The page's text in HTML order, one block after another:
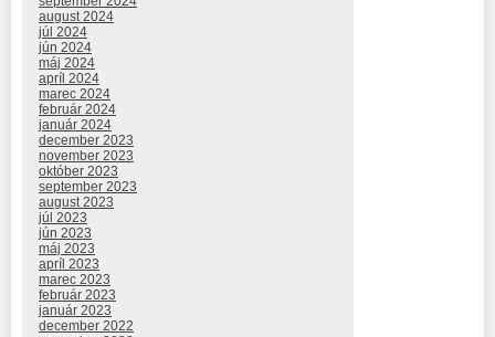
august 2024
júl 2024
jún 2024
máj 2024
apríl 2024
marec 2024
február 2024
január 2024
december 2023
november 2023
október 2023
september 2023
august 2023
júl 2023
jún 2023
máj 2023
apríl 2023
marec 2023
február 2023
január 2023
december 2022